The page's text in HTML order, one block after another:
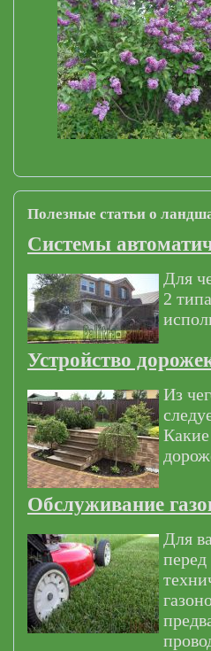
Полезные статьи о
Системы
Для
2
Устройство
Из
Обслуживание
Для